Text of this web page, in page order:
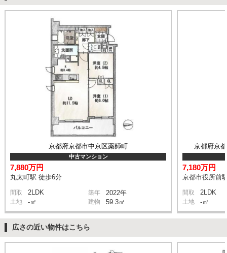
京都府京都市中京区薬師町
中古マンション
7,880万円
丸太町駅 徒歩6分
間取 2LDK 築年 2022年
土地 -㎡ 建物 59.3㎡
京都府京
7,180万円
京都市役所前
間取 2LDK
土地 -㎡
広さの近い物件はこちら